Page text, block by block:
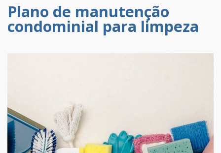
Plano de manutenção
condominial para limpeza